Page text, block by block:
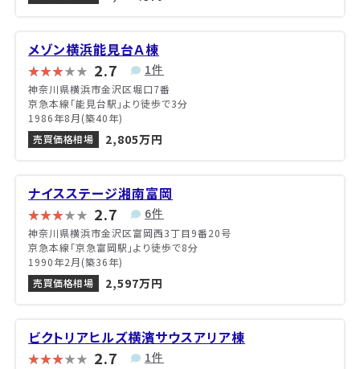
メゾン横浜能見台Ａ棟
2.7 1件
神奈川県横浜市金沢区堀口7番
京急本線「能見台駅」より徒歩で3分
1986年8月(築40年)
売買価格相場
2,805万円
ナイスステージ湘南富岡
2.7 6件
神奈川県横浜市金沢区富岡西3丁目9番20号
京急本線「京急富岡駅」より徒歩で8分
1990年2月(築36年)
売買価格相場
2,597万円
ビクトリアヒルズ横濱サウスアリア棟
2.7 1件